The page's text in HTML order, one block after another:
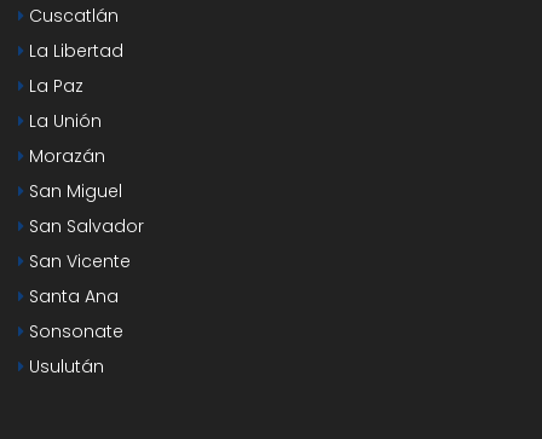
Cuscatlán
La Libertad
La Paz
La Unión
Morazán
San Miguel
San Salvador
San Vicente
Santa Ana
Sonsonate
Usulután